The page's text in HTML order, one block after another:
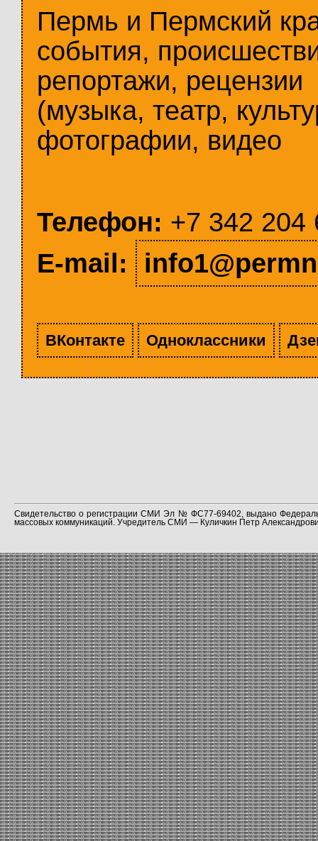
Пермь и Пермский
события,
репортажи, рецензии
(музыка, театр,
фотографии, видео
Телефон: +7 342 204
E-mail:
ВКонтакте Одноклассники
Свидетельство о регистрации СМИ Эл № ФС77-69402, выдано
массовых коммуникаций. Учредитель СМИ — Куличкин Петр